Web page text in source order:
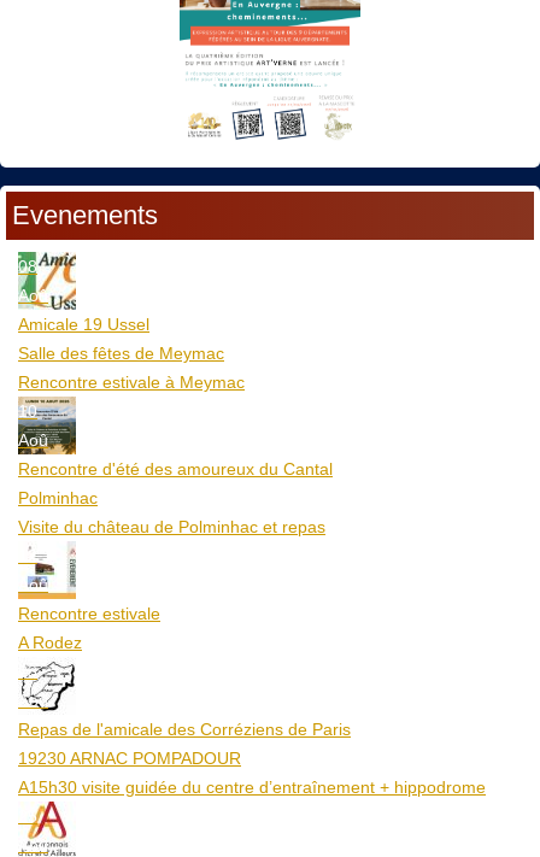
Evenements
08
Aoû
Amicale 19 Ussel
Salle des fêtes de Meymac
Rencontre estivale à Meymac
10
Aoû
Rencontre d'été des amoureux du Cantal
Polminhac
Visite du château de Polminhac et repas
12
Aoû
Rencontre estivale
A Rodez
23
Aoû
Repas de l'amicale des Corréziens de Paris
19230 ARNAC POMPADOUR
A15h30 visite guidée du centre d’entraînement + hippodrome
25
Aoû